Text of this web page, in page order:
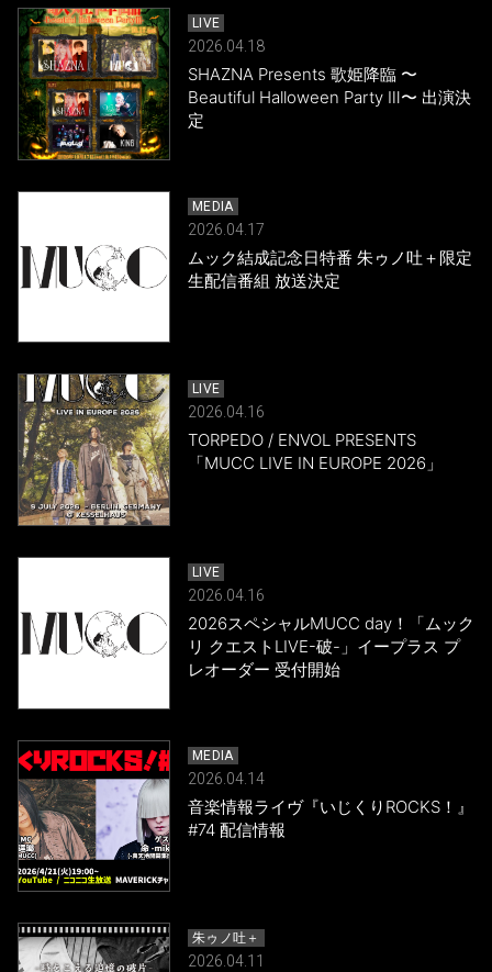
LIVE
2026.04.18
SHAZNA Presents 歌姫降臨 〜
Beautiful Halloween Party Ⅲ〜 出演決
定
MEDIA
2026.04.17
ムック結成記念日特番 朱ゥノ吐＋限定
生配信番組 放送決定
LIVE
2026.04.16
TORPEDO / ENVOL PRESENTS
「MUCC LIVE IN EUROPE 2026」
LIVE
2026.04.16
2026スペシャルMUCC day！「ムック
リ クエストLIVE-破-」イープラス プ
レオーダー 受付開始
MEDIA
2026.04.14
音楽情報ライヴ『いじくりROCKS！』
#74 配信情報
朱ゥノ吐＋
2026.04.11